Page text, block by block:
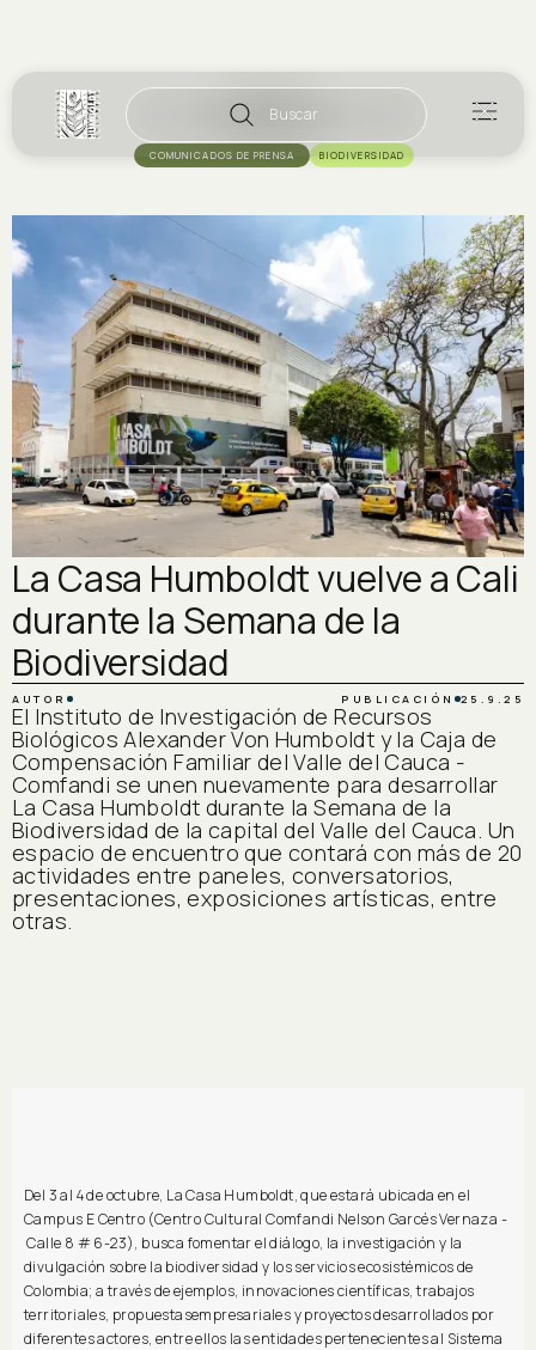
Buscar
COMUNICADOS DE PRENSA BIODIVERSIDAD
La Casa Humboldt vuelve a Cali
durante la Semana de la
Biodiversidad
AUTOR PUBLICACIÓN 25.9.25
El Instituto de Investigación de Recursos
Biológicos Alexander Von Humboldt y la Caja de
Compensación Familiar del Valle del Cauca -
Comfandi se unen nuevamente para desarrollar
La Casa Humboldt durante la Semana de la
Biodiversidad de la capital del Valle del Cauca. Un
espacio de encuentro que contará con más de 20
actividades entre paneles, conversatorios,
presentaciones, exposiciones artísticas, entre
otras.
Del 3 al 4 de octubre, La Casa Humboldt, que estará ubicada en el
Campus E Centro (Centro Cultural Comfandi Nelson Garcés Vernaza -
Calle 8 # 6-23), busca fomentar el diálogo, la investigación y la
divulgación sobre la biodiversidad y los servicios ecosistémicos de
Colombia; a través de ejemplos, innovaciones científicas, trabajos
territoriales, propuestasempresariales y proyectos desarrollados por
diferentes actores, entre ellos las entidades pertenecientes al Sistema